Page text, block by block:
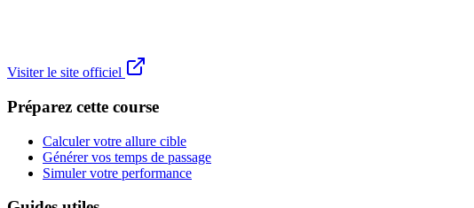
Visiter le site officiel
Préparez cette course
Calculer votre allure cible
Générer vos temps de passage
Simuler votre performance